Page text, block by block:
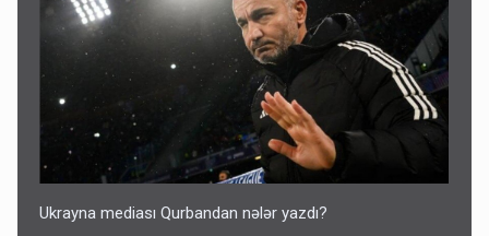
Ukrayna mediası Qurbandan nələr yazdı?